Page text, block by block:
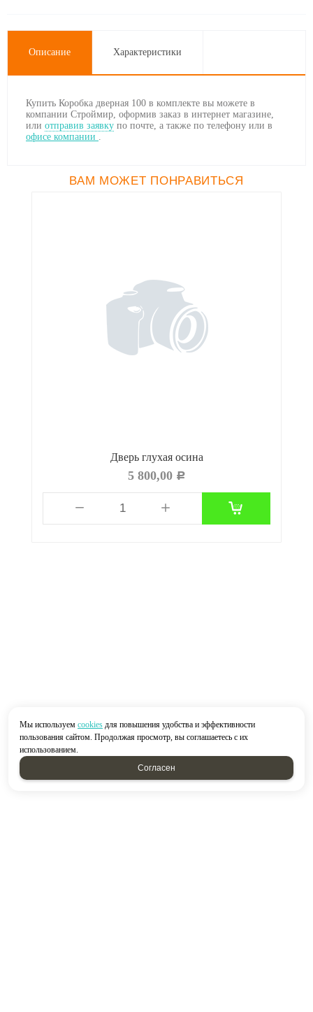
Описание Характеристики
Купить Коробка дверная 100 в комплекте вы можете в
компании Строймир, оформив заказ в интернет магазине,
или отправив заявку по почте, а также по телефону или в
офисе компании .
ВАМ МОЖЕТ ПОНРАВИТЬСЯ
Дверь глухая осина
5 800,00 Р
Мы используем cookies для повышения удобства и эффективности
пользования сайтом. Продолжая просмотр, вы соглашаетесь с их
использованием.
Согласен